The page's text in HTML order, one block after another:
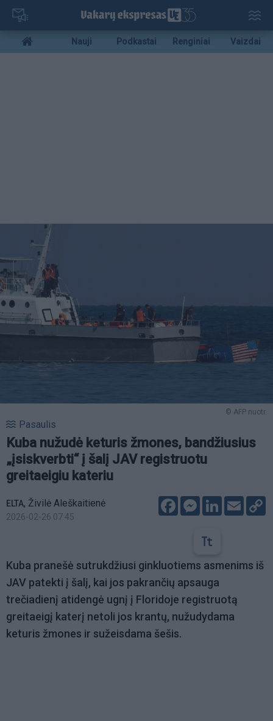
Pereiti
pagrindinį
turinį
Mobile
menu
Nauji Podkastai Renginiai Vaizdai
© AFP nuotr.
Pasaulis
Kuba nužudė keturis žmones, bandžiusius
„įsiskverbti“ į šalį JAV registruotu
greitaeigiu kateriu
ELTA, Živilė Aleškaitienė
2026-02-26 07:45
FacebookMessenger
LinkedIn
Email
Kuba pranešė sutrukdžiusi ginkluotiems asmenims iš
JAV patekti į šalį, kai jos pakrančių apsauga
trečiadienį atidengė ugnį į Floridoje registruotą
greitaeigį katerį netoli jos krantų, nužudydama
keturis žmones ir sužeisdama šešis.